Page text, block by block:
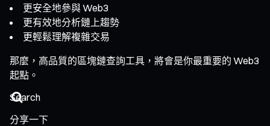
更安全地參與 Web3
更有效地分析鏈上趨勢
更輕鬆理解複雜交易
那麼，高品質的區塊鏈查詢工具，將會是你最重要的 Web3
起點。
分享一下